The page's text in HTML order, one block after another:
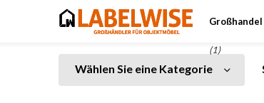
(1)
Wählen Sie eine Kategorie